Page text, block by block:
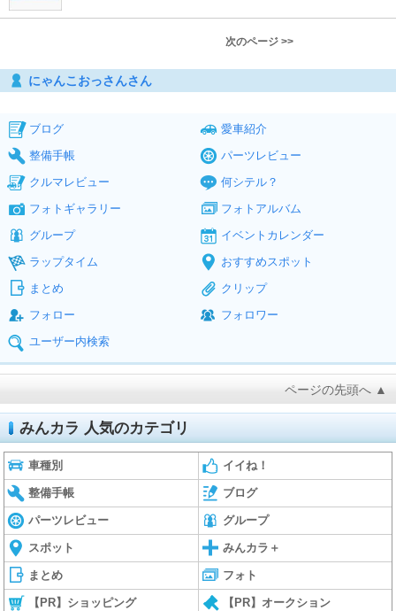
次のページ >>
にゃんこおっさんさん
ブログ
愛車紹介
整備手帳
パーツレビュー
クルマレビュー
何シテル？
フォトギャラリー
フォトアルバム
グループ
イベントカレンダー
ラップタイム
おすすめスポット
まとめ
クリップ
フォロー
フォロワー
ユーザー内検索
ページの先頭へ ▲
みんカラ 人気のカテゴリ
車種別 イイね！
整備手帳 ブログ
パーツレビュー グループ
スポット みんカラ＋
まとめ フォト
【PR】ショッピング 【PR】オークション